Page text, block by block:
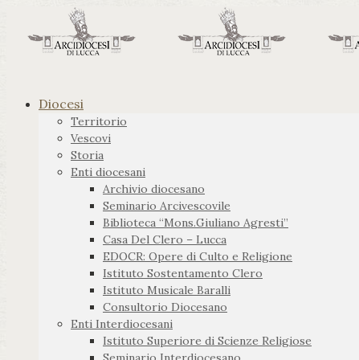
Diocesi
Territorio
Vescovi
Storia
Enti diocesani
Archivio diocesano
Seminario Arcivescovile
Biblioteca “Mons.Giuliano Agresti”
Casa Del Clero – Lucca
EDOCR: Opere di Culto e Religione
Istituto Sostentamento Clero
Istituto Musicale Baralli
Consultorio Diocesano
Enti Interdiocesani
Istituto Superiore di Scienze Religiose